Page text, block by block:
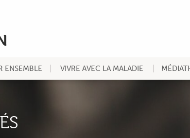
ENSEMBLE VIVRE AVEC LA MALADIE